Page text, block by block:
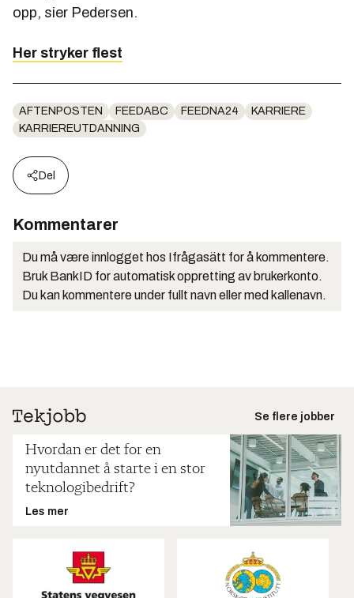
opp, sier Pedersen.
Her stryker flest
AFTENPOSTEN FEEDABC FEEDNA24
KARRIERE
KARRIEREUTDANNING
Del
Kommentarer
Du må være innlogget hos Ifrågasätt for å kommentere.
Bruk BankID for automatisk oppretting av brukerkonto.
Du kan kommentere under fullt navn eller med kallenavn.
Se flere jobber
Hvordan er det for en
nyutdannet å starte i en stor
teknologibedrift?
Les mer